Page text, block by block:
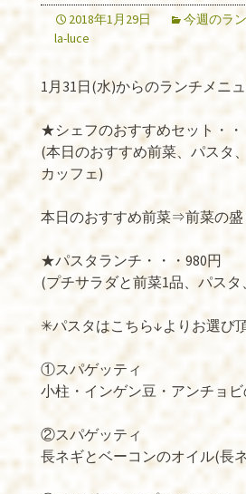
2018年1月29日
今週のラ
la-luce
1月31日(水)からのランチメニ
★シェフのおすすめセット・・
(本日のおすすめ前菜、パスタ
カッフェ)
本日のおすすめ前菜⇒前菜の盛
★パスタランチ・・・980円
(プチサラダと前菜1品、パスタ
✳︎パスタはこちら↓よりお選び
①スパゲッティ
小柱・インゲン豆・アンチョ
②スパゲッティ
長ネギとベーコンのオイル(長